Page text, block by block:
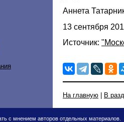
Аннета
13 сентября
Источник:
На главную В
с мнением авторов отдельных материалов.